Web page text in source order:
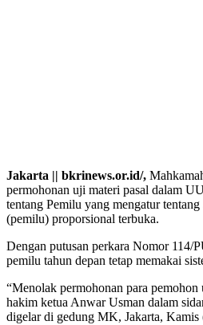
Jakarta || bkrinews.or.id/,
permohonan uji materi pasal dalam
tentang Pemilu yang mengatur
(pemilu) proporsional terbuka.
Dengan putusan perkara Nomor 114/
pemilu tahun depan tetap memakai
“Menolak permohonan para
hakim ketua Anwar Usman dalam
digelar di gedung MK, Jakarta, Kamis